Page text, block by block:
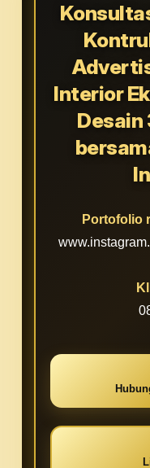
Interior
Desain
Portofolio